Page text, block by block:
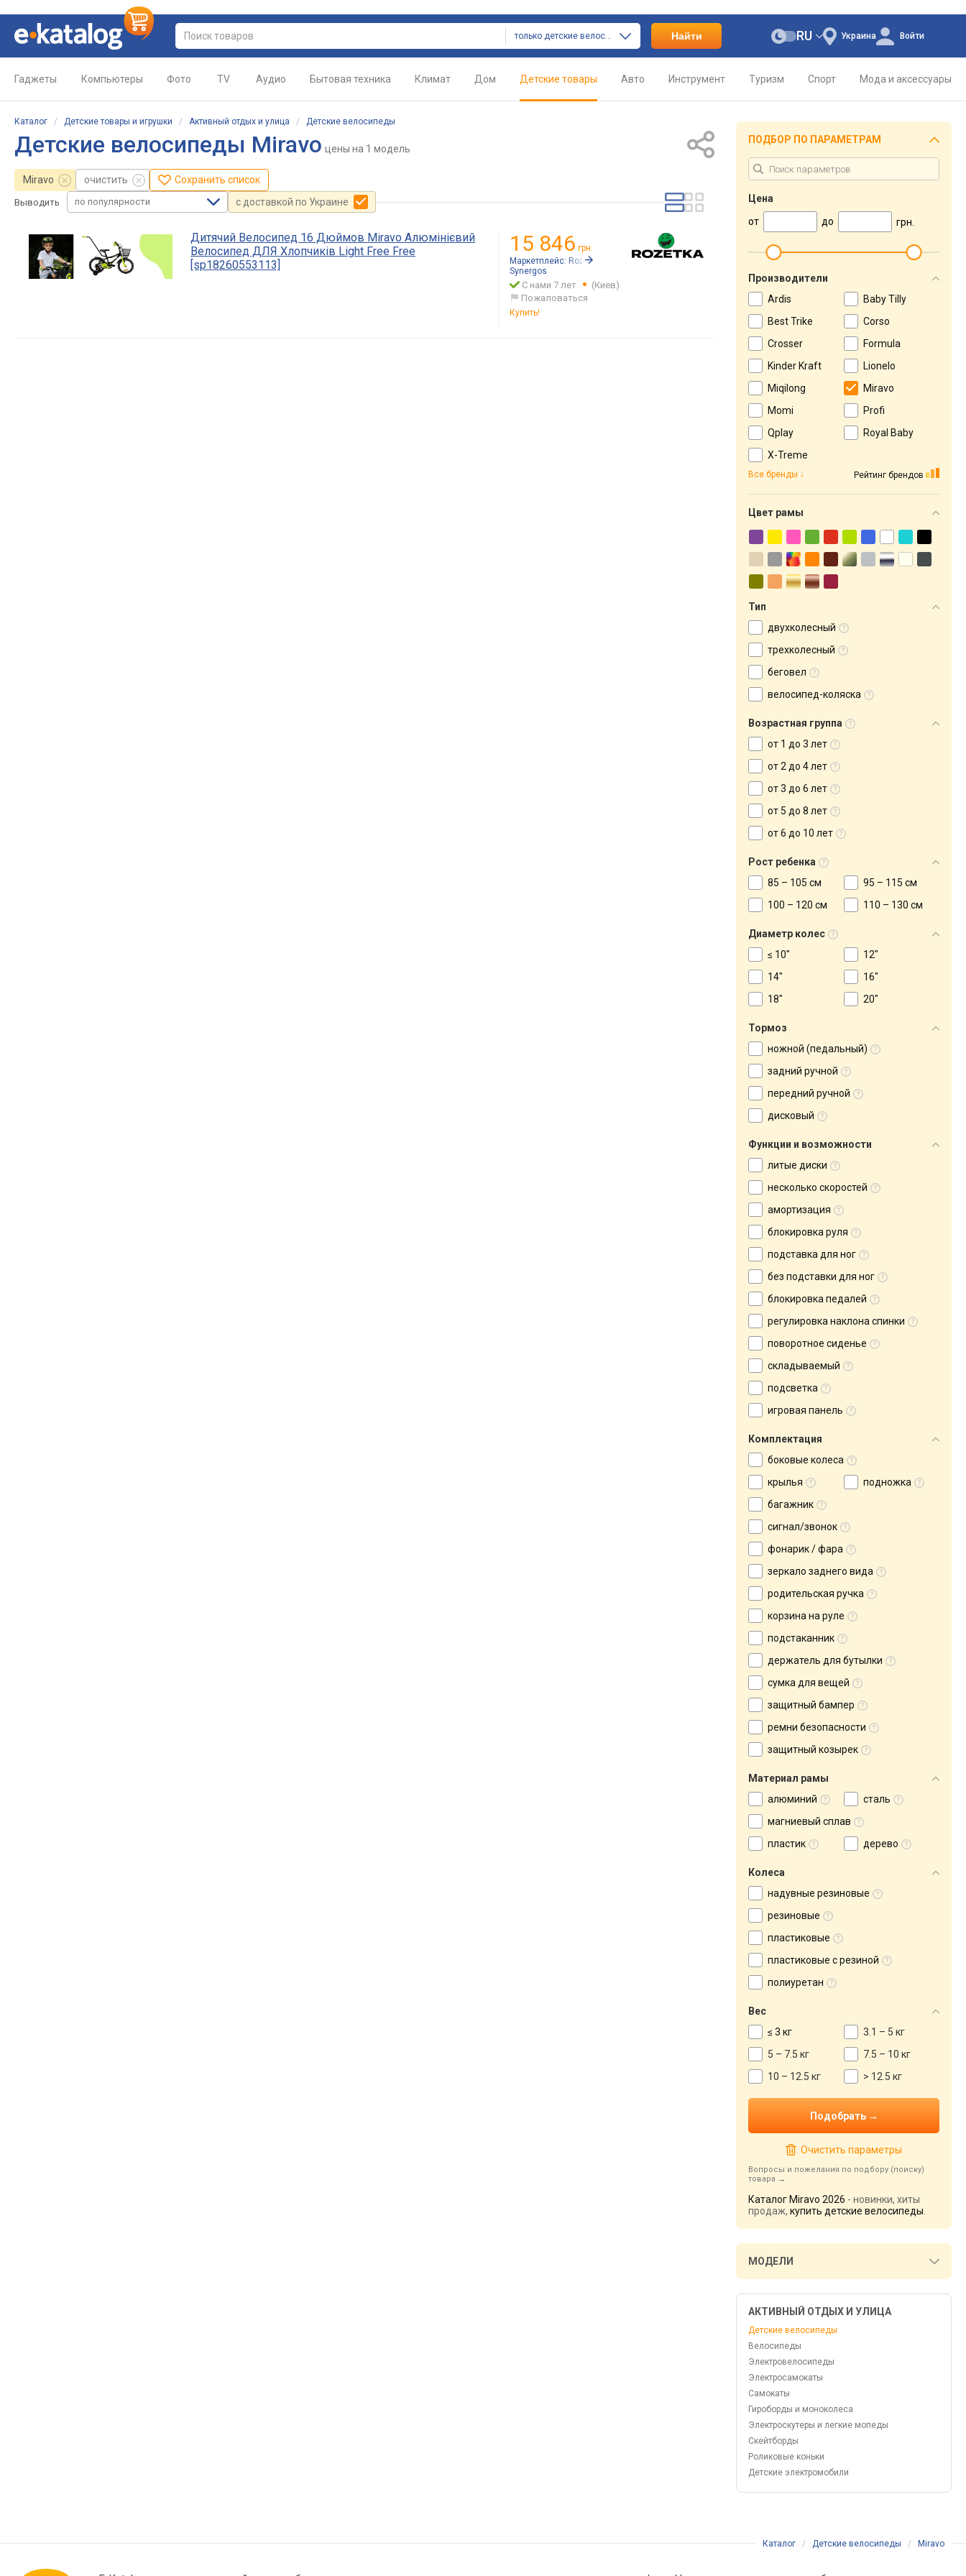
только детские велосипеды Найти Украина
RU Войти
Гаджеты Компьютеры Фото TV Аудио Бытовая техника Климат Дом Детские товары Авто Инструмент Туризм Спорт Мода и аксессуары
Каталог / Детские товары и игрушки / Активный отдых и улица / Детские велосипеды
Детские велосипеды Miravo цены на 1 модель
Miravo очистить Сохранить список
Выводить по популярности с доставкой по Украине
Дитячий Велосипед 16 Дюймов Miravo Алюмінієвий
Велосипед ДЛЯ Хлопчиків Light Free Free
[sp18260553113]
15 846 грн.
Маркетплейс: Rozetka.ua
Synergos
С нами 7 лет
(Киев)
Пожаловаться
Купить!
ПОДБОР ПО ПАРАМЕТРАМ
Цена
от
до грн.
Производители
Ardis
Baby Tilly
Best Trike
Corso
Crosser
Formula
Kinder Kraft
Lionelo
Miqilong
Miravo
Momi
Profi
Qplay
Royal Baby
X-Treme
Рейтинг брендов
Все бренды
Цвет рамы
Тип
двухколесный
трехколесный
беговел
велосипед-коляска
Возрастная группа
от 1 до 3 лет
от 2 до 4 лет
от 3 до 6 лет
от 5 до 8 лет
от 6 до 10 лет
Рост ребенка
85 – 105 см
95 – 115 см
100 – 120 см
110 – 130 см
Диаметр колес
≤ 10"
12"
14"
16"
18"
20"
Тормоз
ножной (педальный)
задний ручной
передний ручной
дисковый
Функции и возможности
литые диски
несколько скоростей
амортизация
блокировка руля
подставка для ног
без подставки для ног
блокировка педалей
регулировка наклона спинки
поворотное сиденье
складываемый
подсветка
игровая панель
Комплектация
боковые колеса
крылья
подножка
багажник
сигнал/звонок
фонарик / фара
зеркало заднего вида
родительская ручка
корзина на руле
подстаканник
держатель для бутылки
сумка для вещей
защитный бампер
ремни безопасности
защитный козырек
Материал рамы
алюминий
сталь
магниевый сплав
пластик
дерево
Колеса
надувные резиновые
резиновые
пластиковые
пластиковые с резиной
полиуретан
Вес
≤ 3 кг
3.1 – 5 кг
5 – 7.5 кг
7.5 – 10 кг
10 – 12.5 кг
> 12.5 кг
Очистить параметры
Вопросы и пожелания по подбору (поиску)
товара
Каталог Miravo 2026 - новинки, хиты
продаж, купить детские велосипеды
МОДЕЛИ
АКТИВНЫЙ ОТДЫХ И УЛИЦА
Детские велосипеды
Велосипеды
Электровелосипеды
Электросамокаты
Самокаты
Гироборды и моноколеса
Электроскутеры и легкие мопеды
Скейтборды
Роликовые коньки
Детские электромобили
Каталог / Детские велосипеды / Miravo